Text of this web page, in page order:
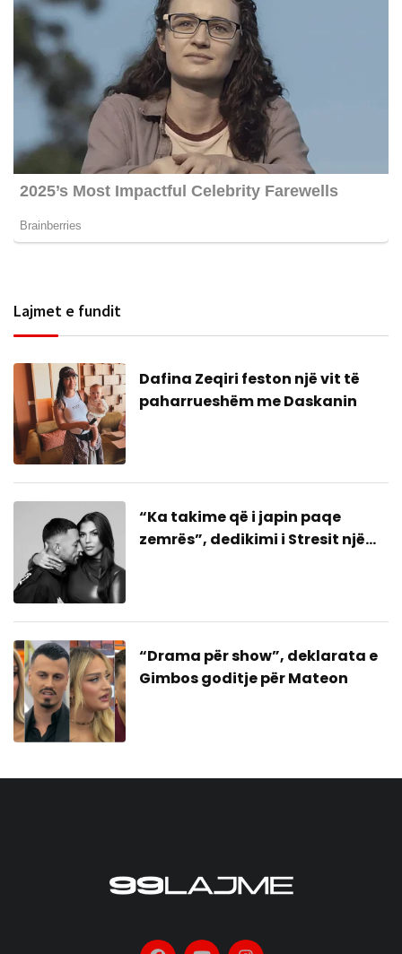
Lajmet e fundit
Dafina Zeqiri feston një vit të
paharrueshëm me Daskanin
“Ka takime që i japin paqe
zemrës”, dedikimi i Stresit një
“Drama për show”, deklarata e
Gimbos goditje për Mateon